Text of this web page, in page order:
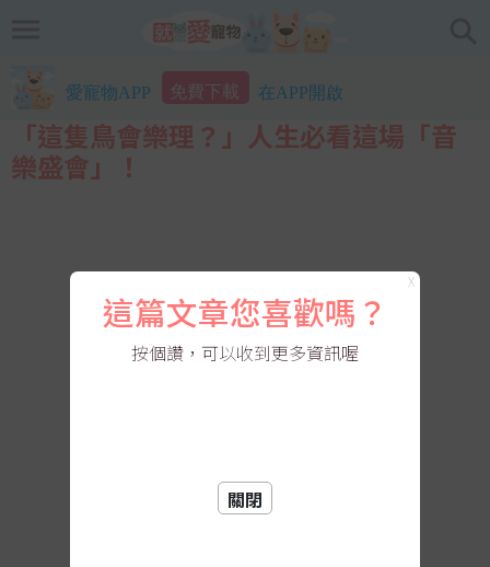
愛寵物APP 免費下載 在APP開啟
「這隻鳥會樂理？」人生必看這場「音
樂盛會」！
X
這篇文章您喜歡嗎？
按個讚，可以收到更多資訊喔
關閉